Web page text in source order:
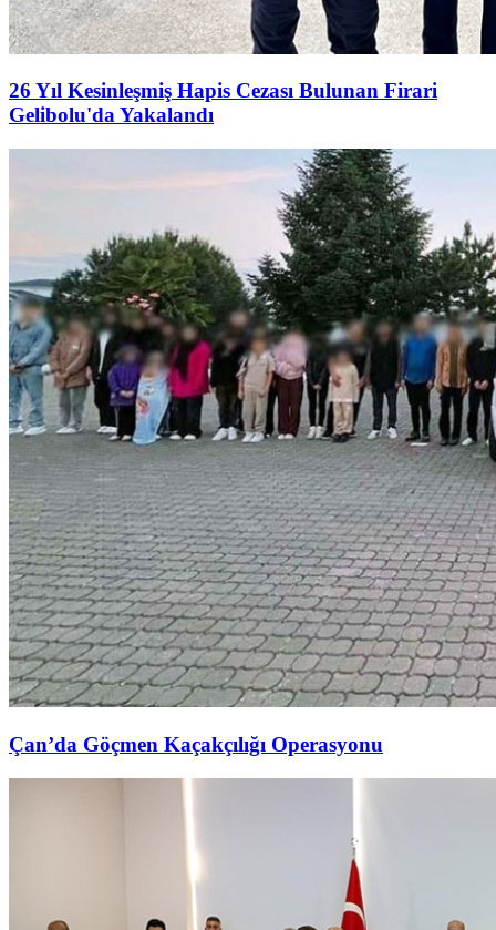
26 Yıl Kesinleşmiş Hapis Cezası Bulunan Firari
Gelibolu'da Yakalandı
Çan’da Göçmen Kaçakçılığı Operasyonu